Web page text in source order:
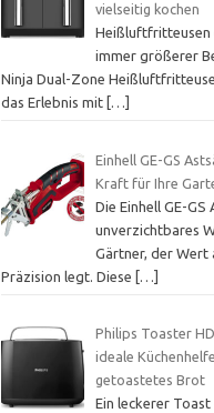
vielseitig kochen
Heißluftfritteusen
immer größerer
Ninja Dual-Zone
das Erlebnis mit […]
Einhell GE-GS
Kraft für Ihre
Die Einhell GE-GS
unverzichtbares
Gärtner, der Wert
Präzision legt. Diese
[…]
Philips Toaster
ideale
getoastetes Brot
Ein leckerer